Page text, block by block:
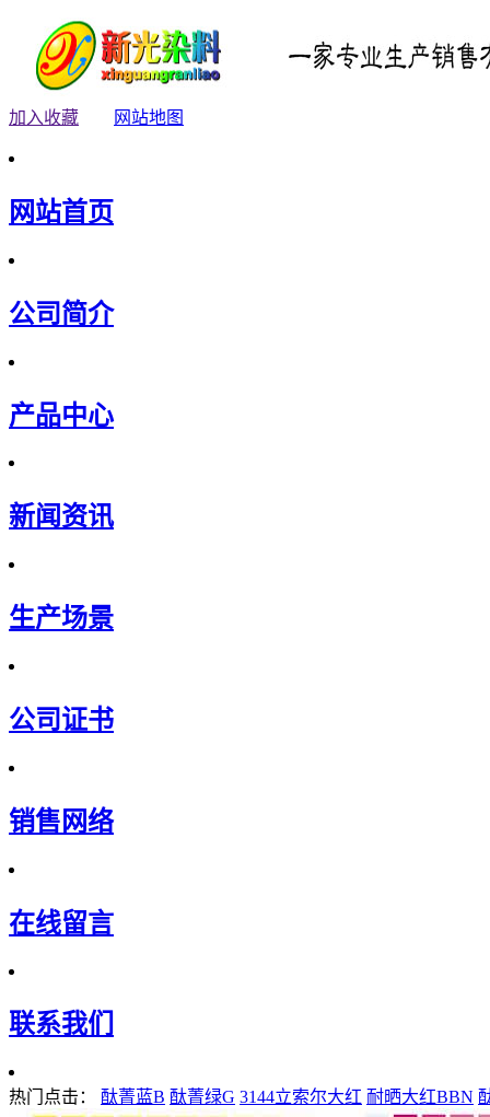
加入收藏 网站地图
网站首页
公司简介
产品中心
新闻资讯
生产场景
公司证书
销售网络
在线留言
联系我们
热门点击： 酞菁蓝B 酞菁绿G 3144立索尔大红 耐晒大红BBN